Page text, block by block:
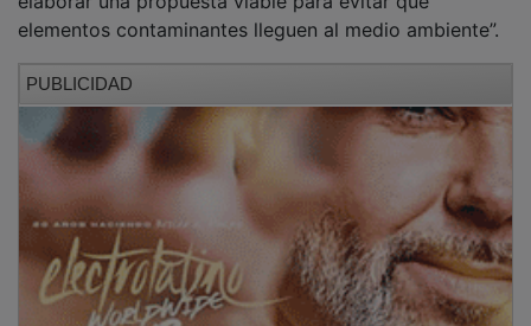
elementos contaminantes lleguen al medio ambiente”.